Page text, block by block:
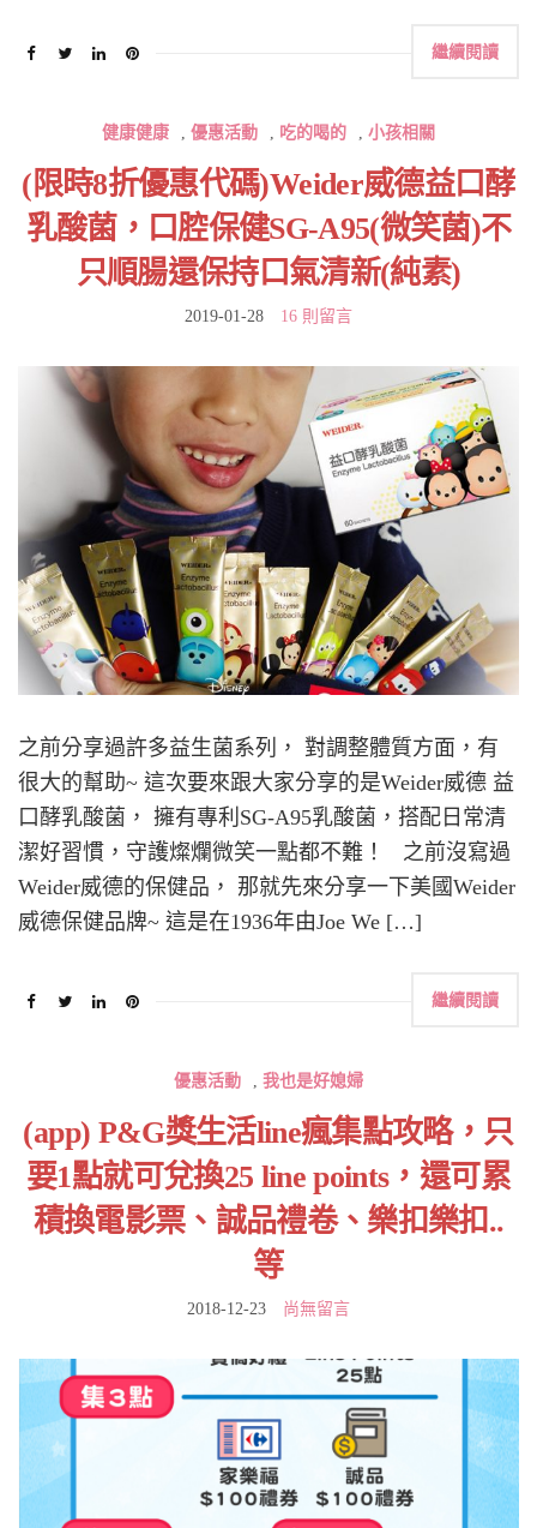
繼續閱讀
健康健康 , 優惠活動 , 吃的喝的 , 小孩相關
(限時8折優惠代碼)Weider威德益口酵
乳酸菌，口腔保健SG-A95(微笑菌)不
只順腸還保持口氣清新(純素)
2019-01-28 16 則留言
之前分享過許多益生菌系列， 對調整體質方面，有
很大的幫助~ 這次要來跟大家分享的是Weider威德 益
口酵乳酸菌， 擁有專利SG-A95乳酸菌，搭配日常清
潔好習慣，守護燦爛微笑一點都不難！ 之前沒寫過
Weider威德的保健品， 那就先來分享一下美國Weider
威德保健品牌~ 這是在1936年由Joe We […]
繼續閱讀
優惠活動 我也是好媳婦
(app) P&G獎生活line瘋集點攻略，只
要1點就可兌換25 line points，還可累
積換電影票、誠品禮卷、樂扣樂扣..
等
2018-12-23 尚無留言